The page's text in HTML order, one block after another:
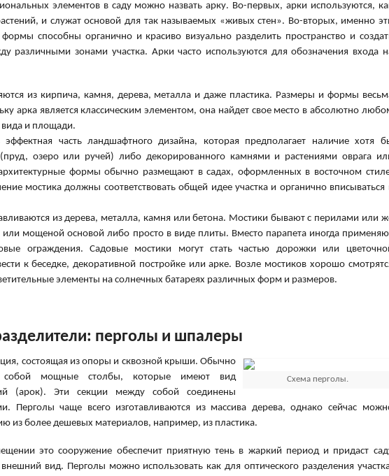
элементов в саду можно назвать арку. Во-первых, арки используются,
и служат основой для так называемых «живых стен». Во-вторых, именно
способны органично и красиво визуально разделить пространство и
различными зонами участка. Арки часто используются для обозначения входа
из кирпича, камня, дерева, металла и даже пластика. Размеры и формы
арка является классическим элементом, она найдет свое место в абсолютно
вида и площади.
часть ландшафтного дизайна, которая предполагает наличие хотя
озеро или ручей) либо декорированного камнями и растениями оврага
формы обычно размещают в садах, оформленных в восточном
мостика должны соответствовать общей идее участка и органично вписываться
из дерева, металла, камня или бетона. Мостики бывают с перилами или
или мощеной основой либо просто в виде плиты. Вместо парапета иногда
ограждения. Садовые мостики могут стать частью дорожки или
к беседке, декоративной постройке или арке. Возле мостиков хорошо
элементы на солнечных батареях различных форм и размеров.
перголы и шпалеры
Схема перголы.
состоящая из опоры и сквозной крыши. Обычно
собой мощные столбы, которые имеют вид
(арок). Эти секции между собой соединены
Перголы чаще всего изготавливаются из массива дерева, однако сейчас
из более дешевых материалов, например, из пластика.
это сооружение обеспечит приятную тень в жаркий период и придаст
вид. Перголы можно использовать как для оптического разделения